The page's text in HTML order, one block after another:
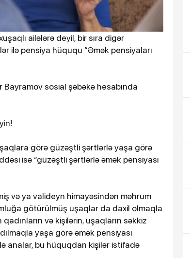
ailələrə deyil, bir sıra digər
ilə pensiya hüququ “Əmək pensiyaları
sosial şəbəkə hesabında
görə güzəştli şərtlərlə yaşa görə
isə “güzəştli şərtlərlə əmək pensiyası
və ya valideyn himayəsindən məhrum
götürülmüş uşaqlar da daxil olmaqla
və kişilərin, uşaqların səkkiz
yaşa görə əmək pensiyası
analar, bu hüquqdan kişilər istifadə